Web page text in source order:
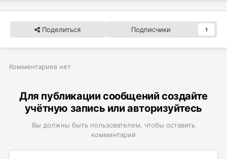
Поделиться Подписчики 1
Комментариев нет
Для публикации сообщений создайте
учётную запись или авторизуйтесь
Вы должны быть пользователем, чтобы оставить
комментарий